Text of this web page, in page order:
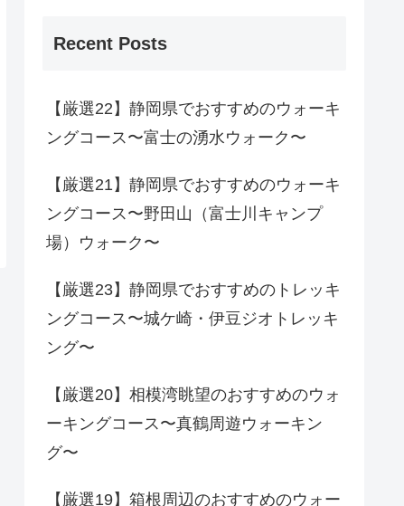
Recent Posts
【厳選22】静岡県でおすすめのウォーキ
ングコース〜富士の湧水ウォーク〜
【厳選21】静岡県でおすすめのウォーキ
ングコース〜野田山（富士川キャンプ
場）ウォーク〜
【厳選23】静岡県でおすすめのトレッキ
ングコース〜城ケ崎・伊豆ジオトレッキ
ング〜
【厳選20】相模湾眺望のおすすめのウォ
ーキングコース〜真鶴周遊ウォーキン
グ〜
【厳選19】箱根周辺のおすすめのウォー